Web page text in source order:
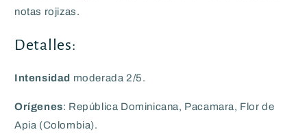
notas rojizas.
Detalles:
Intensidad moderada 2/5.
Orígenes: República Dominicana, Pacamara, Flor de
Apia (Colombia).